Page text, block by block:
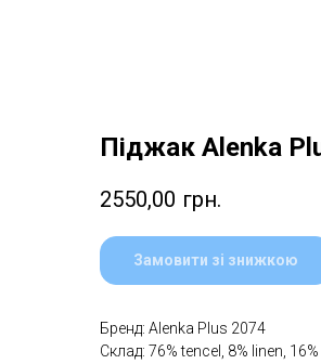
Піджак Alenka
2550,00 грн.
Замовити зі знижкою
Бренд: Alenka Plus 2074
Склад: 76% tencel, 8% linen,